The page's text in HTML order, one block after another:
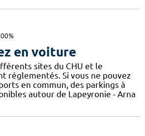
en voiture
sites du CHU et le
réglementés. Si vous ne pouvez
en commun, des parkings à
autour de Lapeyronie - Arna